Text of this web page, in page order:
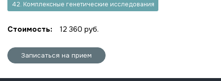
42. Комплексные генетические исследования
Стоимость: 12 360 руб.
Записаться на прием